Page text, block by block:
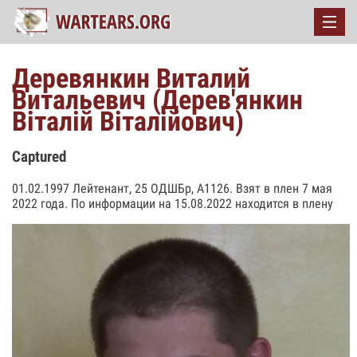
Деревянкин Виталий
Витальевич (Дерев'янкин
Віталій Віталійович)
Captured
01.02.1997 Лейтенант, 25 ОДШБр, А1126. Взят в плен 7 мая
2022 года. По информации на 15.08.2022 находится в плену